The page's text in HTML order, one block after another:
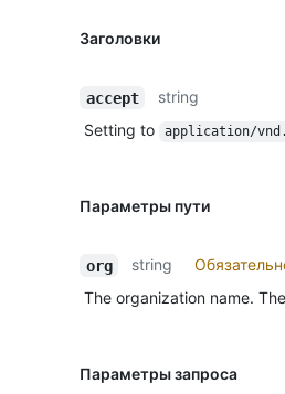
Заголовки
accept
string
Setting to
application/
Параметры пути
org string
The organization name.
Параметры запроса